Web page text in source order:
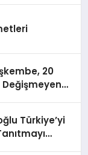
20
Değişmeyen
Türkiye’yi